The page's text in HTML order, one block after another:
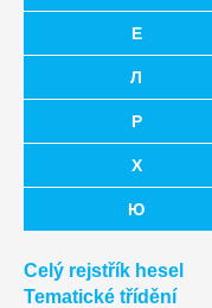
Е
Л
Р
Х
Ю
Celý rejstřík hesel
Tematické třídění